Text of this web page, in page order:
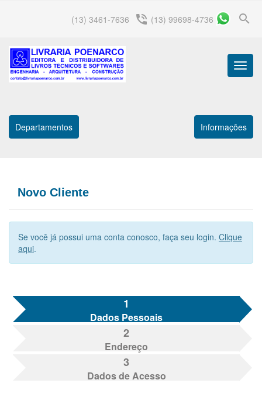
search
(13) 3461-7636 phone_in_talk (13) 99698-4736
Menu
Departamentos Informações
Novo Cliente
Se você já possui uma conta conosco, faça seu login. Clique
aqui.
1
Dados Pessoais
2
Endereço
3
Dados de Acesso